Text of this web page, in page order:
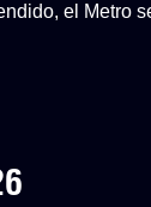
el Metro